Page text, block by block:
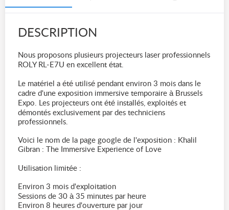
DESCRIPTION
Nous proposons plusieurs projecteurs laser professionnels
ROLY RL-E7U en excellent état.
Le matériel a été utilisé pendant environ 3 mois dans le
cadre d'une exposition immersive temporaire à Brussels
Expo. Les projecteurs ont été installés, exploités et
démontés exclusivement par des techniciens
professionnels.
Voici le nom de la page google de l'exposition : Khalil
Gibran : The Immersive Experience of Love
Utilisation limitée :
Environ 3 mois d'exploitation
Sessions de 30 à 35 minutes par heure
Environ 8 heures d'ouverture par jour